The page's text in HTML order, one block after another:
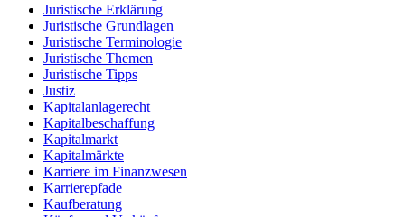
Juristische Erklärung
Juristische Grundlagen
Juristische Terminologie
Juristische Themen
Juristische Tipps
Justiz
Kapitalanlagerecht
Kapitalbeschaffung
Kapitalmarkt
Kapitalmärkte
Karriere im Finanzwesen
Karrierepfade
Kaufberatung